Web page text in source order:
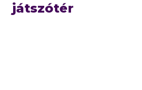
játszótér